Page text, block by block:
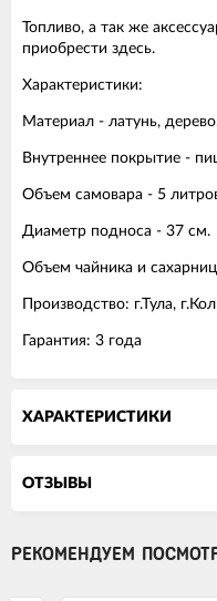
Топливо, а так же
приобрести здесь.
Характеристики:
Материал - латунь,
Внутреннее покрытие -
Объем самовара - 5
Диаметр подноса - 37 см.
Объем чайника и
Производство: г.Тула,
Гарантия: 3 года
ХАРАКТЕРИСТИКИ
ОТЗЫВЫ
РЕКОМЕНДУЕМ